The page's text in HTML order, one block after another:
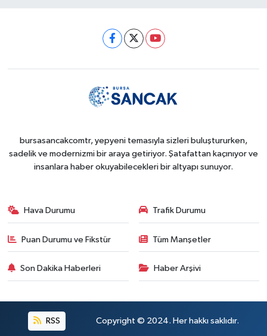
bursasancakcomtr, yepyeni temasıyla sizleri buluştururken,
sadelik ve modernizmi bir araya getiriyor. Şatafattan kaçınıyor ve
insanlara haber okuyabilecekleri bir altyapı sunuyor.
Hava Durumu Trafik Durumu
Puan Durumu ve Fikstür Tüm Manşetler
Son Dakika Haberleri Haber Arşivi
RSS Copyright © 2024. Her hakkı saklıdır.